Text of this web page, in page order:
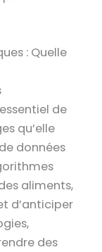
: Quelle
de
qu’elle
données
aliments,
d’anticiper
des